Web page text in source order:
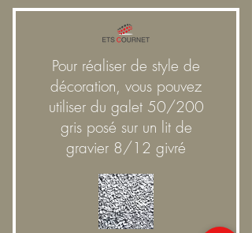
Pour réaliser de style de
décoration, vous pouvez
utiliser du galet 50/200
gris posé sur un lit de
gravier 8/12 givré